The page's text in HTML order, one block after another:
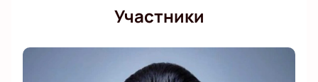
Участники